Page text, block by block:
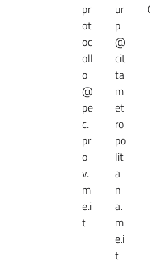
pr
ot
oc
oll
o
@
pe
c.
pr
o
v.
m
e.i
t
ur
p
@
cit
ta
m
et
ro
po
lit
a
n
a.
m
e.i
t